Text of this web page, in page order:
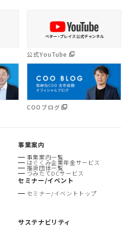
公式YouTube
COOブログ
事業案内
事業案内一覧
はぐくみ企業年金サービス
推奨団体一覧
つみたてDCサービス
セミナー/イベント
セミナー/イベントトップ
サステナビリティ